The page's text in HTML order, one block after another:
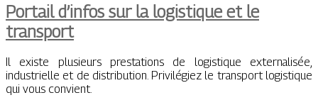
Portail d’infos sur la logistique et le
transport
Il existe plusieurs prestations de logistique externalisée,
industrielle et de distribution. Privilégiez le transport logistique
qui vous convient.